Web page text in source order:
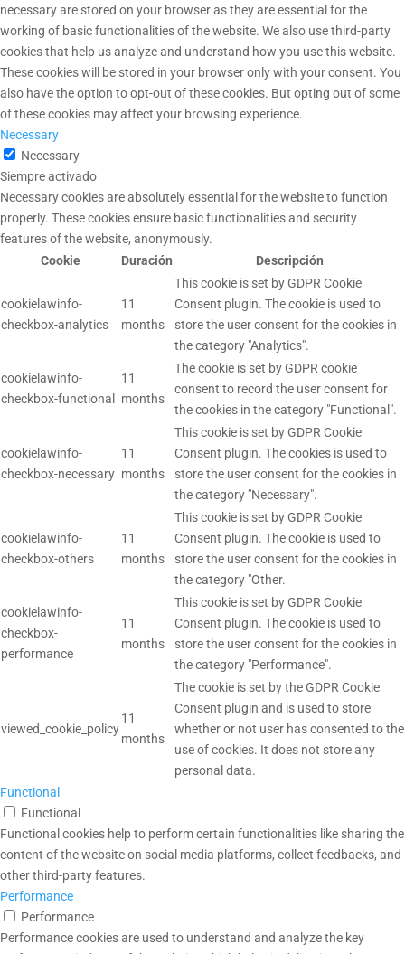
necessary are stored on your browser as they are essential for the
working of basic functionalities of the website. We also use third-party
cookies that help us analyze and understand how you use this website.
These cookies will be stored in your browser only with your consent. You
also have the option to opt-out of these cookies. But opting out of some
of these cookies may affect your browsing experience.
Necessary
Necessary
Siempre activado
Necessary cookies are absolutely essential for the website to function
properly. These cookies ensure basic functionalities and security
features of the website, anonymously.
Cookie
Duración Descripción
cookielawinfo-
checkbox-analytics
11
months
This cookie is set by GDPR Cookie
Consent plugin. The cookie is used to
store the user consent for the cookies in
the category "Analytics".
cookielawinfo-
checkbox-functional
11
months
The cookie is set by GDPR cookie
consent to record the user consent for
the cookies in the category "Functional".
cookielawinfo-
checkbox-necessary
11
months
This cookie is set by GDPR Cookie
Consent plugin. The cookies is used to
store the user consent for the cookies in
the category "Necessary".
cookielawinfo-
checkbox-others
11
months
This cookie is set by GDPR Cookie
Consent plugin. The cookie is used to
store the user consent for the cookies in
the category "Other.
cookielawinfo-
checkbox-
performance
11
months
This cookie is set by GDPR Cookie
Consent plugin. The cookie is used to
store the user consent for the cookies in
the category "Performance".
viewed_cookie_policy
11
months
The cookie is set by the GDPR Cookie
Consent plugin and is used to store
whether or not user has consented to the
use of cookies. It does not store any
personal data.
Functional
Functional
Functional cookies help to perform certain functionalities like sharing the
content of the website on social media platforms, collect feedbacks, and
other third-party features.
Performance
Performance
Performance cookies are used to understand and analyze the key